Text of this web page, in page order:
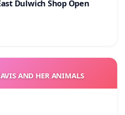
Dulwich Shop Open
AND HER ANIMALS